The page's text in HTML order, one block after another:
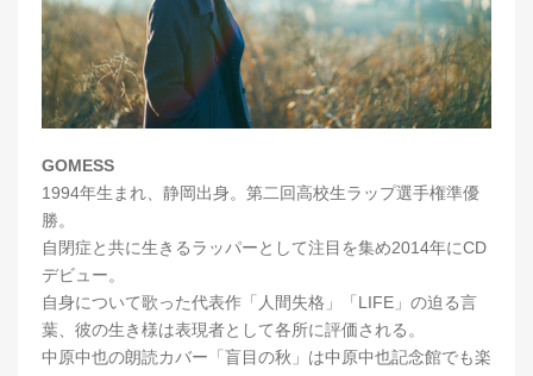
GOMESS
1994年生まれ、静岡出身。第二回高校生ラップ選手権準優
勝。
自閉症と共に生きるラッパーとして注目を集め2014年にCD
デビュー。
自身について歌った代表作「人間失格」「LIFE」の迫る言
葉、彼の生き様は表現者として各所に評価される。
中原中也の朗読カバー「盲目の秋」は中原中也記念館でも楽